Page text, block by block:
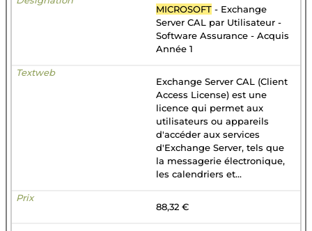
MICROSOFT - Exchange
Server CAL par Utilisateur -
Software Assurance - Acquis
Année 1
Exchange Server CAL (Client
Access License) est une
licence qui permet aux
utilisateurs ou appareils
d'accéder aux services
d'Exchange Server, tels que
la messagerie électronique,
les calendriers et...
88,32 €